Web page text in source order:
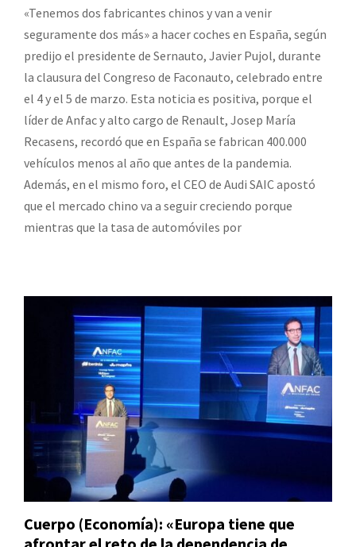
«Tenemos dos fabricantes chinos y van a venir
seguramente dos más» a hacer coches en España, según
predijo el presidente de Sernauto, Javier Pujol, durante
la clausura del Congreso de Faconauto, celebrado entre
el 4 y el 5 de marzo. Esta noticia es positiva, porque el
líder de Anfac y alto cargo de Renault, Josep María
Recasens, recordó que en España se fabrican 400.000
vehículos menos al año que antes de la pandemia.
Además, en el mismo foro, el CEO de Audi SAIC apostó
que el mercado chino va a seguir creciendo porque
mientras que la tasa de automóviles por
Cuerpo (Economía): «Europa tiene que